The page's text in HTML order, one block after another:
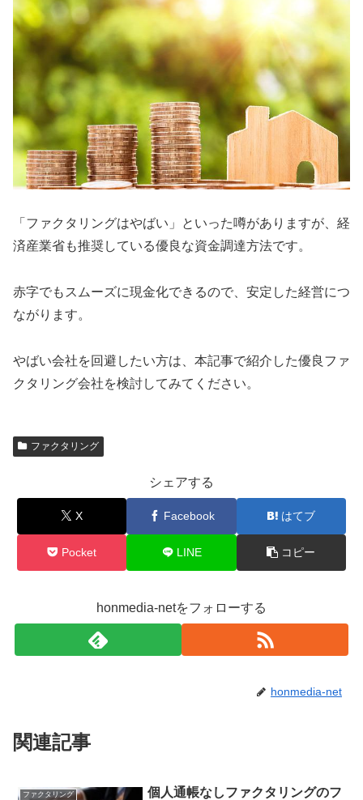
「ファクタリングはやばい」といった噂がありますが、経
済産業省も推奨している優良な資金調達方法です。
赤字でもスムーズに現金化できるので、安定した経営につ
ながります。
やばい会社を回避したい方は、本記事で紹介した優良ファ
クタリング会社を検討してみてください。
ファクタリング
シェアする
X Facebook はてブ
Pocket LINE コピー
honmedia-netをフォローする
honmedia-net
関連記事
ファクタリング
個人通帳なしファクタリングのフ